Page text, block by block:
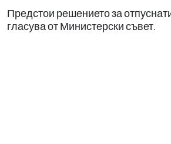
Предстои решението за
гласува от Министерски съвет.